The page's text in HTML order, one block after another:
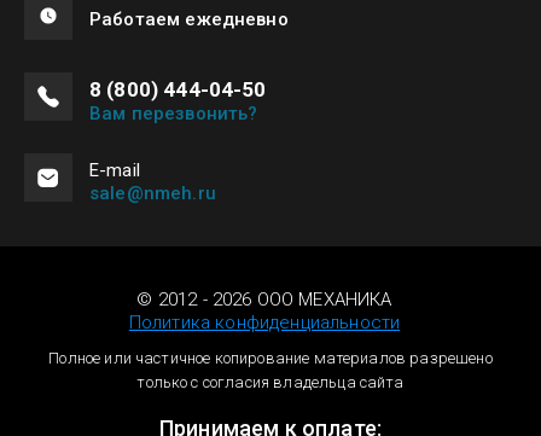
Работаем ежедневно
8 (800) 444-04-50
Вам перезвонить?
Е-mail
sale@nmeh.ru
© 2012 - 2026 ООО МЕХАНИКА
Политика конфиденциальности
Полное или частичное копирование материалов разрешено
только с согласия владельца сайта
Принимаем к оплате: